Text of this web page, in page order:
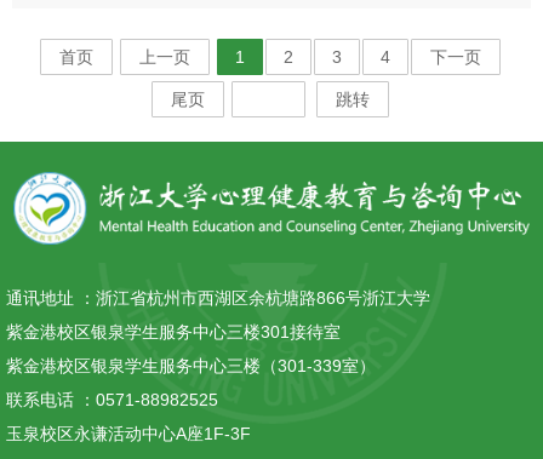
学院、杭州电子科技大学、杭州师范大学等7所高校的12个心理类
社团和组织代表展示了各高校在“朋辈心理科普”方面的举措与成
效。全体参会人员就“朋辈心理互助与科普”进行了交流研讨。随
后，参会代表在浙江大学“五育并举 健康促进”学生综合素质训练基
作，拓展了“朋辈心理科普”的新思路。未来，各校将继续加强合
作，共同推动大学生朋辈心理健康教育走深走实。
首页 上一页 1 2 3 4 下一页
尾页 跳转
通讯地址 ： 浙江省杭州市西湖区余杭塘路866号浙江大学
紫金港校区银泉学生服务中心三楼301接待室
紫金港校区银泉学生服务中心三楼（301-339室）
联系电话 ： 0571-88982525
玉泉校区永谦活动中心A座1F-3F